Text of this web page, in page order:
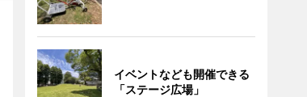
イベントなども開催できる
「ステージ広場」